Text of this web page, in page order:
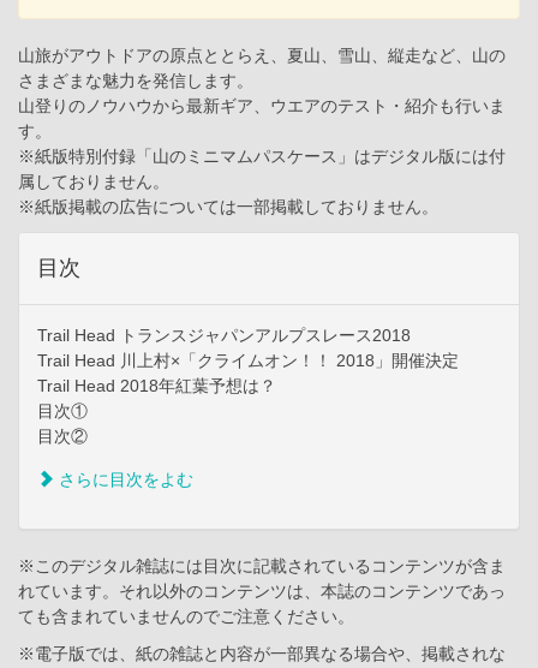
山旅がアウトドアの原点ととらえ、夏山、雪山、縦走など、山の
さまざまな魅力を発信します。
山登りのノウハウから最新ギア、ウエアのテスト・紹介も行いま
す。
※紙版特別付録「山のミニマムパスケース」はデジタル版には付
属しておりません。
※紙版掲載の広告については一部掲載しておりません。
目次
Trail Head トランスジャパンアルプスレース2018
Trail Head 川上村×「クライムオン！！ 2018」開催決定
Trail Head 2018年紅葉予想は？
目次①
目次②
さらに目次をよむ
※このデジタル雑誌には目次に記載されているコンテンツが含ま
れています。それ以外のコンテンツは、本誌のコンテンツであっ
ても含まれていませんのでご注意ください。
※電子版では、紙の雑誌と内容が一部異なる場合や、掲載されな